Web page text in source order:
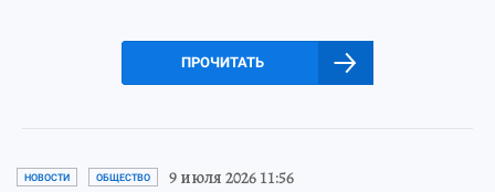
ПРОЧИТАТЬ
НОВОСТИ ОБЩЕСТВО 9 июля 2026 11:56